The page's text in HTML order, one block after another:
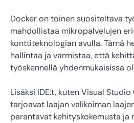
Docker on toinen suositeltava
mahdollistaa mikropalvelujen
konttiteknologian avulla. Tämä
hallintaa ja varmistaa, että
työskennellä yhdenmukaisissa
Lisäksi IDE:t, kuten Visual
tarjoavat laajan valikoiman
parantavat kehityskokemusta ja